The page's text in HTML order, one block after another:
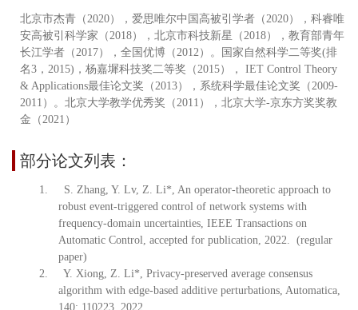
北京市杰青（2020），爱思唯尔中国高被引学者（2020），科睿唯
安高被引科学家（2018），北京市科技新星（2018），教育部青年
长江学者（2017），全国优博（2012）。国家自然科学二等奖(排
名3，2015)，杨嘉墀科技奖二等奖（2015）， IET Control Theory
& Applications最佳论文奖（2013），系统科学最佳论文奖（2009-
2011）。北京大学教学优秀奖（2011），北京大学-京东方奖奖教
金（2021）
部分论文列表：
1. S. Zhang, Y. Lv, Z. Li*, An operator-theoretic approach to
robust event-triggered control of network systems with
frequency-domain uncertainties, IEEE Transactions on
Automatic Control, accepted for publication, 2022. (regular
paper)
2. Y. Xiong, Z. Li*, Privacy-preserved average consensus
algorithm with edge-based additive perturbations, Automatica,
140: 110223, 2022.